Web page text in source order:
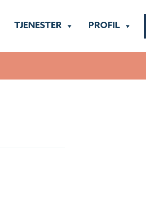
TJENESTER PROFIL